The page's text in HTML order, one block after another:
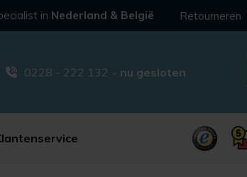
in Nederland & België Retourneren
0228 - 222 132 - nu gesloten